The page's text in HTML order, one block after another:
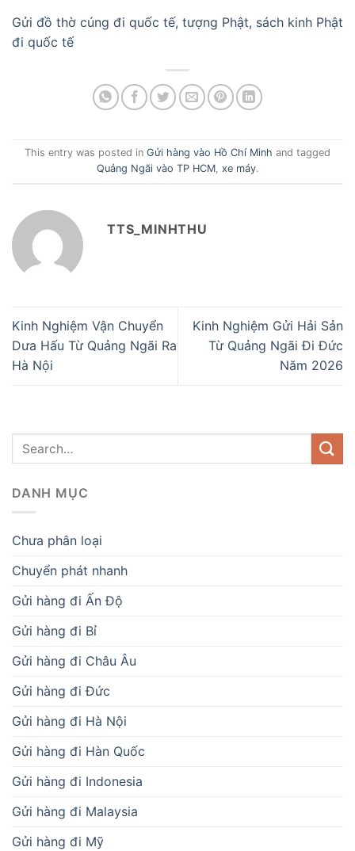
Gửi đồ thờ cúng đi quốc tế, tượng Phật, sách kinh Phật
đi quốc tế
This entry was posted in Gửi hàng vào Hồ Chí Minh and tagged
Quảng Ngãi vào TP HCM, xe máy.
TTS_MINHTHU
Kinh Nghiệm Vận Chuyển
Dưa Hấu Từ Quảng Ngãi Ra
Hà Nội
Kinh Nghiệm Gửi Hải Sản
Từ Quảng Ngãi Đi Đức
Năm 2026
DANH MỤC
Chưa phân loại
Chuyển phát nhanh
Gửi hàng đi Ấn Độ
Gửi hàng đi Bỉ
Gửi hàng đi Châu Âu
Gửi hàng đi Đức
Gửi hàng đi Hà Nội
Gửi hàng đi Hàn Quốc
Gửi hàng đi Indonesia
Gửi hàng đi Malaysia
Gửi hàng đi Mỹ